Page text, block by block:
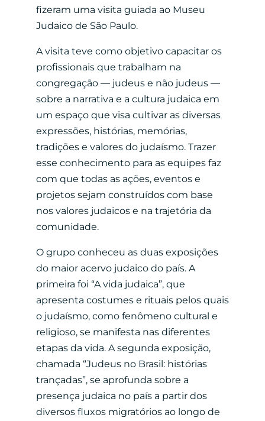
fizeram uma visita guiada ao Museu
Judaico de São Paulo.
A visita teve como objetivo capacitar os
profissionais que trabalham na
congregação — judeus e não judeus —
sobre a narrativa e a cultura judaica em
um espaço que visa cultivar as diversas
expressões, histórias, memórias,
tradições e valores do judaísmo. Trazer
esse conhecimento para as equipes faz
com que todas as ações, eventos e
projetos sejam construídos com base
nos valores judaicos e na trajetória da
comunidade.
O grupo conheceu as duas exposições
do maior acervo judaico do país. A
primeira foi “A vida judaica”, que
apresenta costumes e rituais pelos quais
o judaísmo, como fenômeno cultural e
religioso, se manifesta nas diferentes
etapas da vida.A segunda exposição,
chamada “Judeus no Brasil: histórias
trançadas”, se aprofunda sobre a
presença judaica no país a partir dos
diversos fluxos migratórios ao longo de